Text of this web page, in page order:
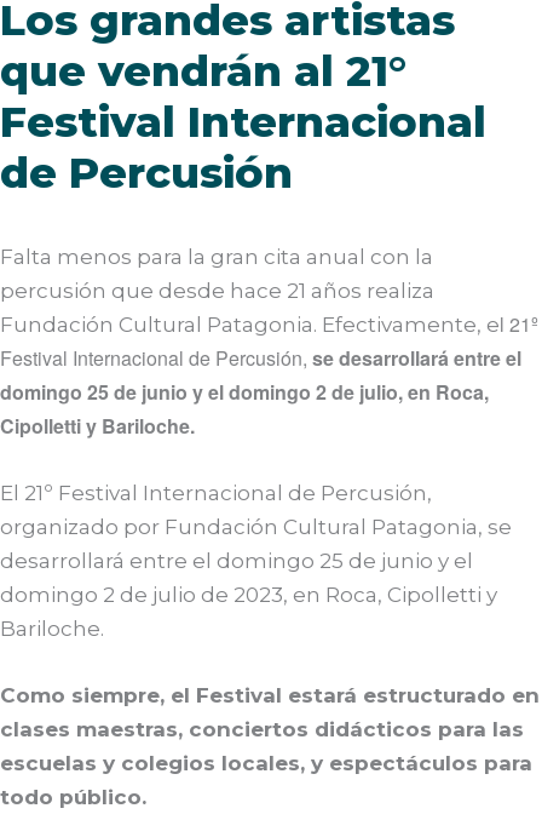
Los grandes artistas
que vendrán al 21°
Festival Internacional
de Percusión
Falta menos para la gran cita anual con la
percusión que desde hace 21 años realiza
Fundación Cultural Patagonia. Efectivamente, el 21º
Festival Internacional de Percusión, se desarrollará entre el
domingo 25 de junio y el domingo 2 de julio, en Roca,
Cipolletti y Bariloche.
El 21º Festival Internacional de Percusión,
organizado por Fundación Cultural Patagonia, se
desarrollará entre el domingo 25 de junio y el
domingo 2 de julio de 2023, en Roca, Cipolletti y
Bariloche.
Como siempre, el Festival estará estructurado en
clases maestras, conciertos didácticos para las
escuelas y colegios locales, y espectáculos para
todo público.